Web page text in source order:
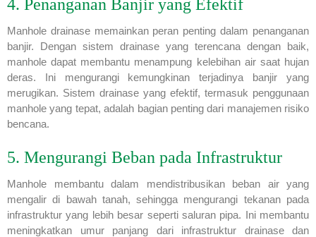
4. Penanganan Banjir yang Efektif
Manhole drainase memainkan peran penting dalam penanganan
banjir. Dengan sistem drainase yang terencana dengan baik,
manhole dapat membantu menampung kelebihan air saat hujan
deras. Ini mengurangi kemungkinan terjadinya banjir yang
merugikan. Sistem drainase yang efektif, termasuk penggunaan
manhole yang tepat, adalah bagian penting dari manajemen risiko
bencana.
5. Mengurangi Beban pada Infrastruktur
Manhole membantu dalam mendistribusikan beban air yang
mengalir di bawah tanah, sehingga mengurangi tekanan pada
infrastruktur yang lebih besar seperti saluran pipa. Ini membantu
meningkatkan umur panjang dari infrastruktur drainase dan